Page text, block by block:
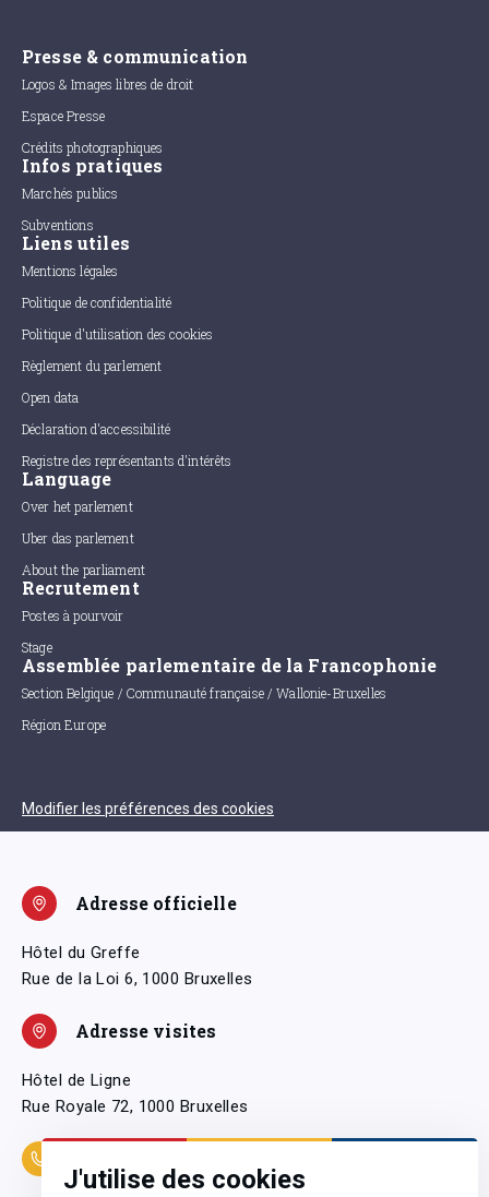
J'utilise des cookies
Presse & communication
Logos & Images libres de droit
Espace Presse
Crédits photographiques
Infos pratiques
Marchés publics
Subventions
Liens utiles
Mentions légales
Politique de confidentialité
Politique d'utilisation des cookies
Règlement du parlement
Open data
Déclaration d'accessibilité
Registre des représentants d'intérêts
Language
Over het parlement
Uber das parlement
About the parliament
Recrutement
Postes à pourvoir
Stage
Assemblée parlementaire de la Francophonie
Section Belgique / Communauté française / Wallonie-Bruxelles
Région Europe
Modifier les préférences des cookies
Adresse officielle
Hôtel du Greffe
Rue de la Loi 6, 1000 Bruxelles
Adresse visites
Hôtel de Ligne
Rue Royale 72, 1000 Bruxelles